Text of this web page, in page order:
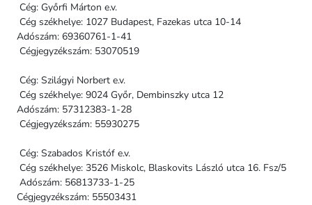
Cég: Győrfi Márton e.v.
Cég székhelye: 1027 Budapest, Fazekas utca 10-14
Adószám: 69360761-1-41
Cégjegyzékszám: 53070519
Cég: Szilágyi Norbert e.v.
Cég székhelye: 9024 Győr, Dembinszky utca 12
Adószám: 57312383-1-28
Cégjegyzékszám: 55930275
Cég: Szabados Kristóf e.v.
Cég székhelye: 3526 Miskolc, Blaskovits László utca 16. Fsz/5
Adószám: 56813733-1-25
Cégjegyzékszám: 55503431